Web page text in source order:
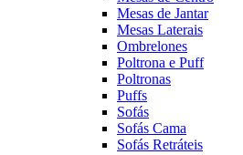
Mesas de Jantar
Mesas Laterais
Ombrelones
Poltrona e Puff
Poltronas
Puffs
Sofás
Sofás Cama
Sofás Retráteis